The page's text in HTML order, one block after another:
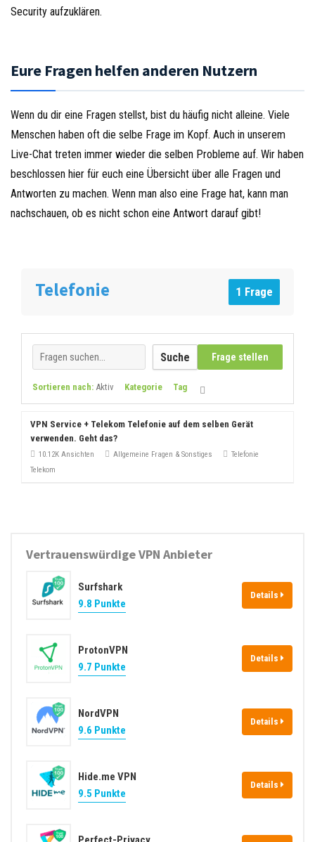
Security aufzuklären.
Eure Fragen helfen anderen Nutzern
Wenn du dir eine Fragen stellst, bist du häufig nicht alleine. Viele
Menschen haben oft die selbe Frage im Kopf. Auch in unserem
Live-Chat treten immer wieder die selben Probleme auf. Wir haben
beschlossen hier für euch eine Übersicht über alle Fragen und
Antworten zu machen. Wenn man also eine Frage hat, kann man
nachschauen, ob es nicht schon eine Antwort darauf gibt!
Telefonie 1 Frage
Frage stellen
Suche
Sortieren nach: Aktiv Kategorie Tag
VPN Service + Telekom Telefonie auf dem selben Gerät
verwenden. Geht das?
10.12K Ansichten Allgemeine Fragen & Sonstiges
Telefonie
Telekom
Vertrauenswürdige VPN Anbieter
Surfshark
9.8 Punkte
Details
ProtonVPN
9.7 Punkte
Details
NordVPN
9.6 Punkte
Details
Hide.me VPN
9.5 Punkte
Details